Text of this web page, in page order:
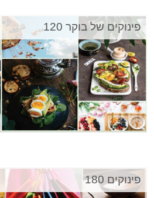
פינוקים של בוקר 120
פינוקים 180